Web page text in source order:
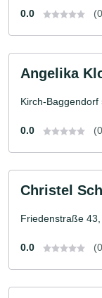
0.0
Angelika
Kirch-
0.0
Christel
Friedenstraße
0.0